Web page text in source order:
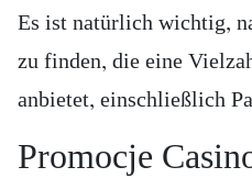
Es ist natürlich wichtig,
zu finden, die eine
anbietet, einschließlich
Promocje